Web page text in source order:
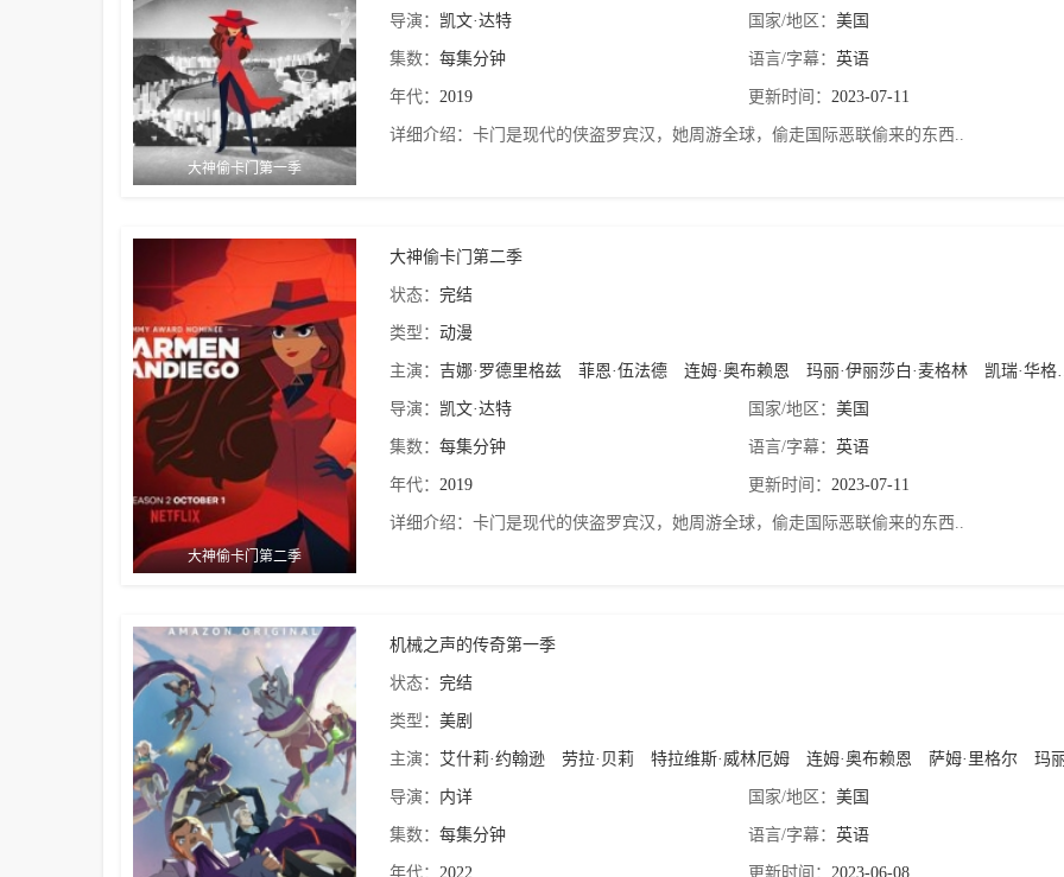
大神偷卡门第一季
导演： 凯文·达特 国家/地区：美国
集数：每集分钟 语言/字幕：英语
年代： 2019 更新时间： 2023-07-11
详细介绍：卡门是现代的侠盗罗宾汉，她周游全球，偷走国际恶联偷来的东西..
大神偷卡门第二季
大神偷卡门第二季
状态：完结
类型：动漫
主演：吉娜·罗德里格兹 菲恩·伍法德 连姆·奥布赖恩 玛丽·伊丽莎白·麦格林 凯瑞·华格伦
导演： 凯文·达特 国家/地区：美国
集数：每集分钟 语言/字幕：英语
年代： 2019 更新时间： 2023-07-11
详细介绍：卡门是现代的侠盗罗宾汉，她周游全球，偷走国际恶联偷来的东西..
机械之声的传奇第一季
状态：完结
类型：美剧
主演： 艾什莉·约翰逊 劳拉·贝莉 特拉维斯·威林厄姆 连姆·奥布赖恩 萨姆·里格尔 玛丽莎·
导演： 内详 国家/地区：美国
集数：每集分钟 语言/字幕：英语
年代： 2022 更新时间： 2023-06-08